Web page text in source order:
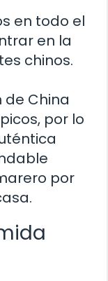
en todo el
en la
chinos.
de China
por lo
por